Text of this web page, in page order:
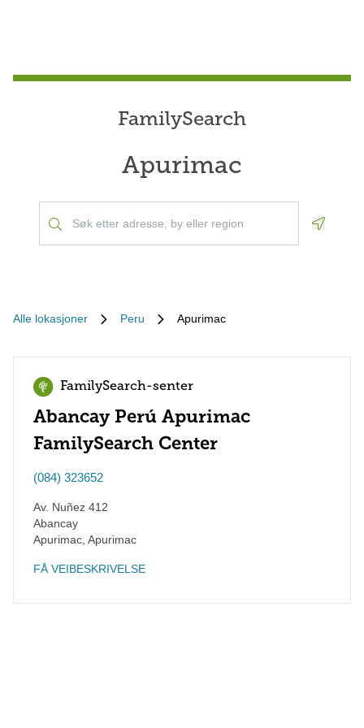
FamilySearch
Apurimac
Alle lokasjoner Peru Apurimac
FamilySearch-senter
Abancay Perú Apurimac
FamilySearch Center
(084) 323652
Av. Nuñez 412
Abancay
Apurimac Apurimac
FÅ VEIBESKRIVELSE